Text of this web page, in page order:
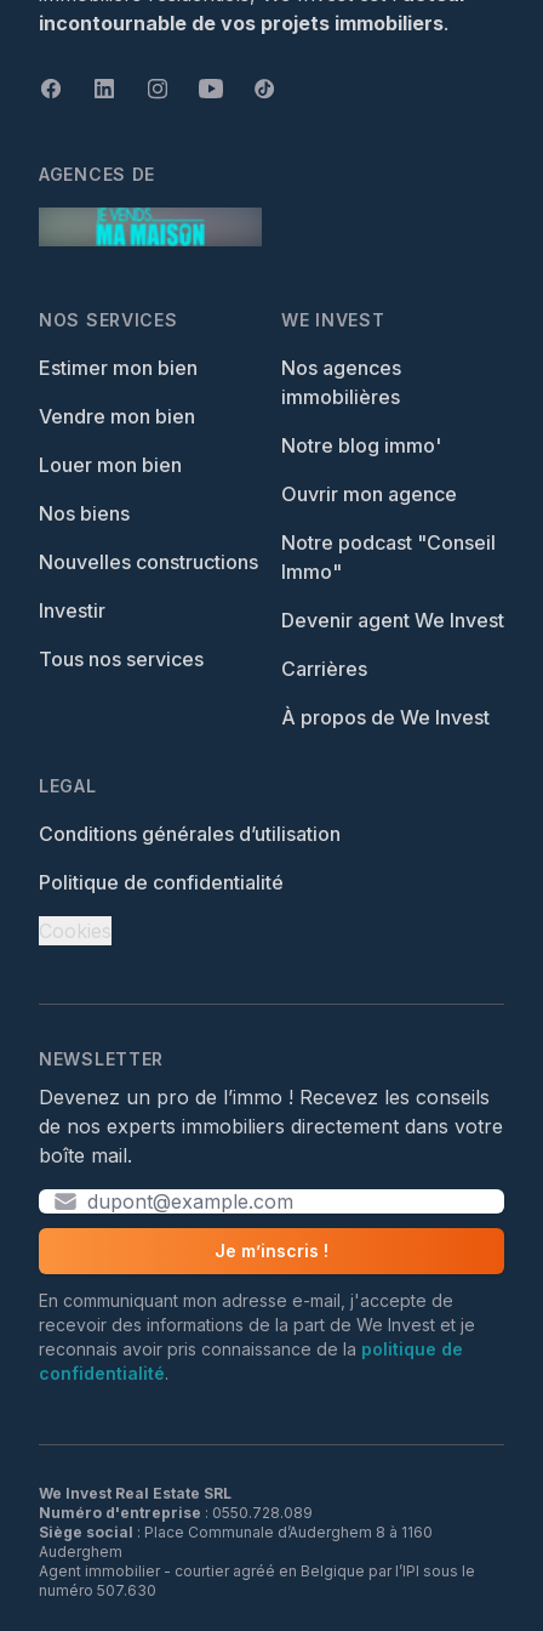
incontournable de vos projets immobiliers.
NOS SERVICES
Estimer mon bien
Vendre mon bien
Louer mon bien
Nos biens
Nouvelles constructions
Investir
Tous nos services
WE INVEST
Nos agences
immobilières
Notre blog immo'
Ouvrir mon agence
Notre podcast "Conseil
Immo"
Devenir agent We Invest
Carrières
À propos de We Invest
LEGAL
Conditions générales d’utilisation
Politique de confidentialité
Cookies
AGENCES DE
NEWSLETTER
Devenez un pro de l’immo ! Recevez les conseils
de nos experts immobiliers directement dans votre
boîte mail.
Je m’inscris !
En communiquant mon adresse e-mail, j'accepte de
recevoir des informations de la part de We Invest et je
reconnais avoir pris connaissance de la politique de
confidentialité.
We Invest Real Estate SRL
Numéro d'entreprise
Siège social : Place Communale d’Auderghem 8 à 1160
Auderghem
Agent immobilier - courtier agréé en Belgique par l’IPI sous le
numéro 507.630